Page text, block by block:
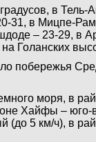
в
31, в Мицпе-
– 23-29, в
Голанских
побережья
моря, в
Хайфы – юго-
(до 5 км/ч), в